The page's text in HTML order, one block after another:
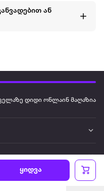
ყიდვა
ან
დიდი ონლაინ მაღაზია